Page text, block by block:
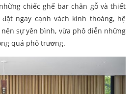
chiếc ghế bar chân gỗ và thiết
ngay cạnh vách kính thoáng, hệ
sự yên bình, vừa phô diễn những
quá phô trương.